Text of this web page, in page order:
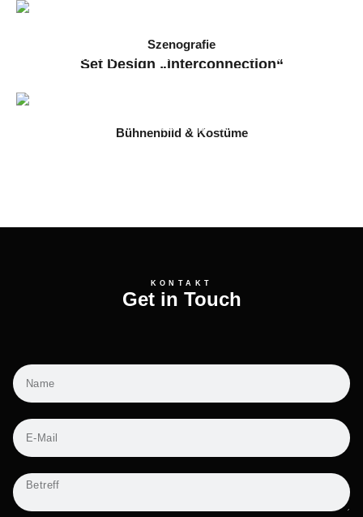
Szenografie
Set Design „Interconnection“
Bühnenbild & Kostüme
KONTAKT
Get in Touch